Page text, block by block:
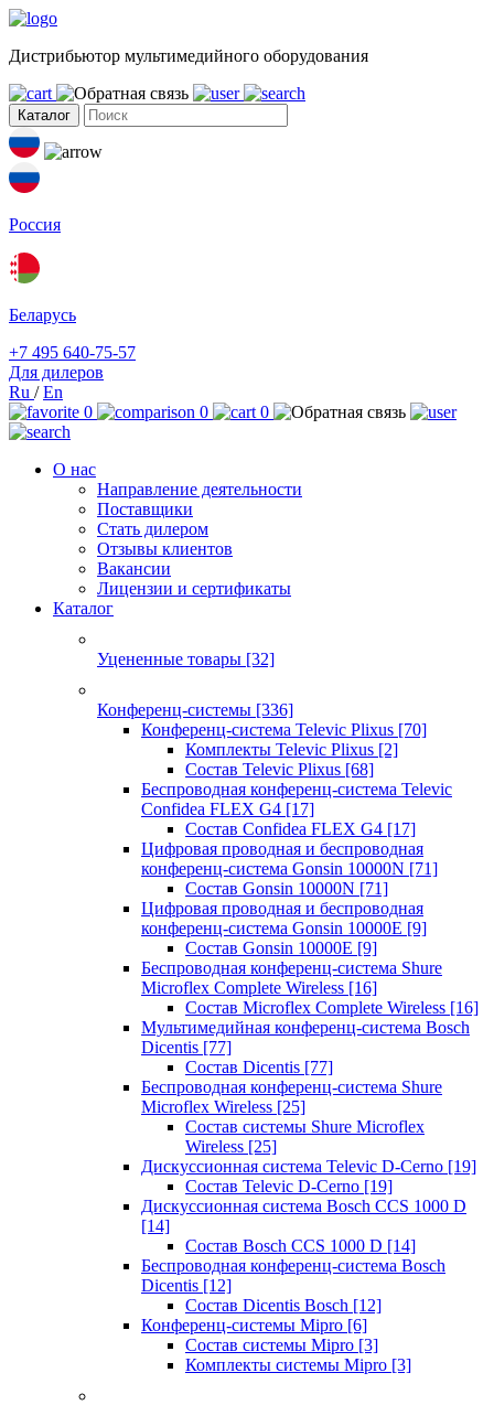
Дистрибьютор мультимедийного оборудования
Каталог
Россия
Беларусь
+7 495 640-75-57
Для дилеров
Ru /En
0
0 0
О нас
Направление деятельности
Поставщики
Стать дилером
Отзывы клиентов
Вакансии
Лицензии и сертификаты
Каталог
Уцененные товары [32]
Конференц-системы [336]
Конференц-система Televic Plixus [70]
Комплекты Televic Plixus [2]
Состав Televic Plixus [68]
Беспроводная конференц-система Televic
Confidea FLEX G4 [17]
Состав Confidea FLEX G4 [17]
Цифровая проводная и беспроводная
конференц-система Gonsin 10000N [71]
Состав Gonsin 10000N [71]
Цифровая проводная и беспроводная
конференц-система Gonsin 10000E [9]
Состав Gonsin 10000E [9]
Беспроводная конференц-система Shure
Microflex Complete Wireless [16]
Состав Microflex Complete Wireless [16]
Мультимедийная конференц-система Bosch
Dicentis [77]
Состав Dicentis [77]
Беспроводная конференц-система Shure
Microflex Wireless [25]
Состав системы Shure Microflex
Wireless [25]
Дискуссионная система Televic D-Cerno [19]
Состав Televic D-Cerno [19]
Дискуссионная система Bosch CCS 1000 D
[14]
Состав Bosch CCS 1000 D [14]
Беспроводная конференц-система Bosch
Dicentis [12]
Состав Dicentis Bosch [12]
Конференц-системы Mipro [6]
Состав системы Mipro [3]
Комплекты системы Mipro [3]